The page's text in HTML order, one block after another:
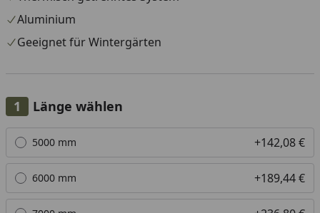
Aluminium
Geeignet für Wintergärten
Länge wählen
Alle anzeigen (8)
5000 mm +142,08 €
6000 mm +189,44 €